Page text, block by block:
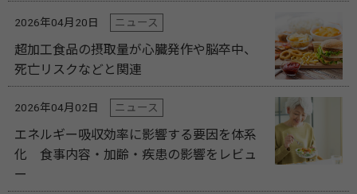
2026年04月20日 ニュース
超加工食品の摂取量が心臓発作や脳卒中、
死亡リスクなどと関連
2026年04月02日 ニュース
エネルギー吸収効率に影響する要因を体系
化 食事内容・加齢・疾患の影響をレビュ
ー